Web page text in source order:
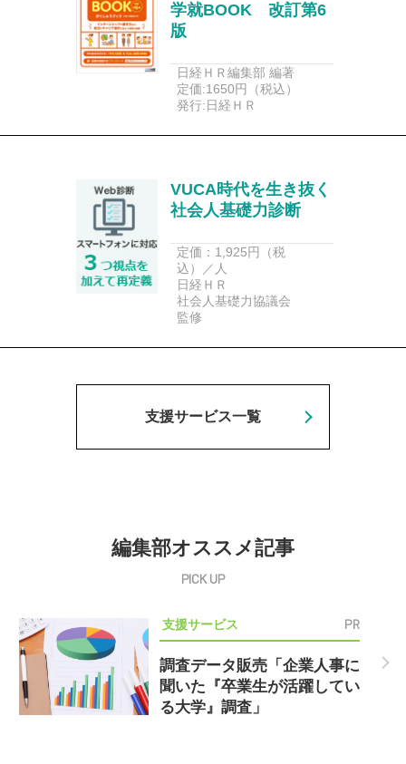
学就BOOK 改訂第6
版
日経ＨＲ編集部 編著
定価:1650円（税込）
発行:日経ＨＲ
VUCA時代を生き抜く
社会人基礎力診断
定価：1,925円（税
込）／人
日経ＨＲ
社会人基礎力協議会
監修
支援サービス一覧
編集部オススメ記事
支援サービス PR
調査データ販売「企業人事に
聞いた『卒業生が活躍してい
る大学』調査」